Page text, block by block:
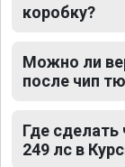
коробку?
Можно ли
после чип
Где сделать
249 лс в